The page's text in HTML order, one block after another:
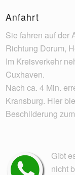
Anfahrt
Sie fahren auf der
Richtung Dorum,
Im Kreisverkehr
Cuxhaven.
Nach ca. 4 Min.
Kransburg. Hier
Beschilderung
Gibt
nicht